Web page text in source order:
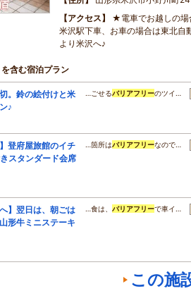
アクセス
★電車でお越しの場
米沢駅下車、お車の場合は東北自
より米沢へ♪
を含む宿泊プラン
。鈴の絵付けと米
♪
…ごせるバリアフリーのツイ…
登府屋旅館のイチ
スタンダード会席
…箇所はバリアフリーなので…
】翌日は、朝ごは
形牛ミニステーキ
…食は、 バリアフリーで車イ…
この施